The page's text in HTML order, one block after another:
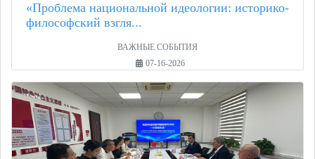
«Проблема национальной идеологии: историко-
философский взгля...
ВАЖНЫЕ СОБЫТИЯ
07-16-2026